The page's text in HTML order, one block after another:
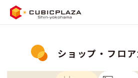
ショップ・フロ